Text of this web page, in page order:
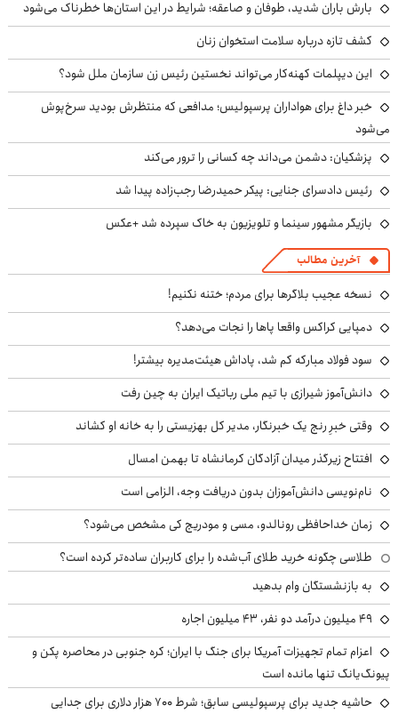
بارش باران شدید، طوفان و صاعقه؛ شرایط در این استان‌ها خطرناک می‌شود
کشف تازه درباره سلامت استخوان زنان
این دیپلمات کهنه‌کار می‌تواند نخستین رئیس زن سازمان ملل شود؟
خبر داغ برای هواداران پرسپولیس؛ مدافعی که منتظرش بودید سرخ‌پوش
می‌شود
پزشکیان: دشمن می‌داند چه کسانی را ترور می‌کند
رئیس دادسرای جنایی: پیکر حمیدرضا رجب‌زاده پیدا شد
بازیگر مشهور سینما و تلویزیون به خاک سپرده شد +عکس
آخرین مطالب
نسخه عجیب بلاگرها برای مردم؛ ختنه نکنیم!
دمپایی کراکس واقعا پاها را نجات می‌دهد؟
سود فولاد مبارکه کم شد، پاداش هیئت‌مدیره بیشتر!
دانش‌آموز شیرازی با تیم ملی رباتیک ایران به چین رفت
وقتی خبرِ رنج یک خبرنگار، مدیر کل بهزیستی را به خانه او کشاند
افتتاح زیرگذر میدان آزادگان کرمانشاه تا بهمن امسال
نام‌نویسی دانش‌آموزان بدون دریافت وجه، الزامی است
زمان خداحافظی رونالدو، مسی و مودریچ کی مشخص می‌شود؟
طلاسی چگونه خرید طلای آب‌شده را برای کاربران ساده‌تر کرده است؟
به بازنشستگان وام بدهید
49 میلیون درآمد دو نفر، 43 میلیون اجاره
اعزام تمام تجهیزات آمریکا برای جنگ با ایران؛ کره جنوبی در محاصره پکن و
پیونگ‌یانگ تنها مانده است
حاشیه جدید برای پرسپولیسی سابق؛ شرط ۷۰۰ هزار دلاری برای جدایی